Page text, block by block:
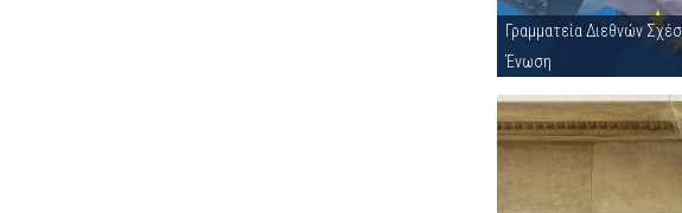
Γραμματεία Διεθνών
Ένωση